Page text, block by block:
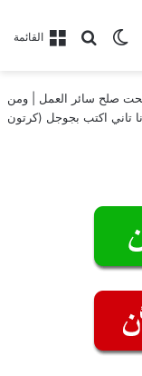
القائمةبحث عن
الوضع المظلم
صلح سائر العمل | ومن
تاني اكتب بجوجل (كرتون